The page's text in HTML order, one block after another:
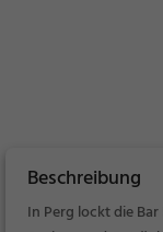
Beschreibung
In Perg lockt die